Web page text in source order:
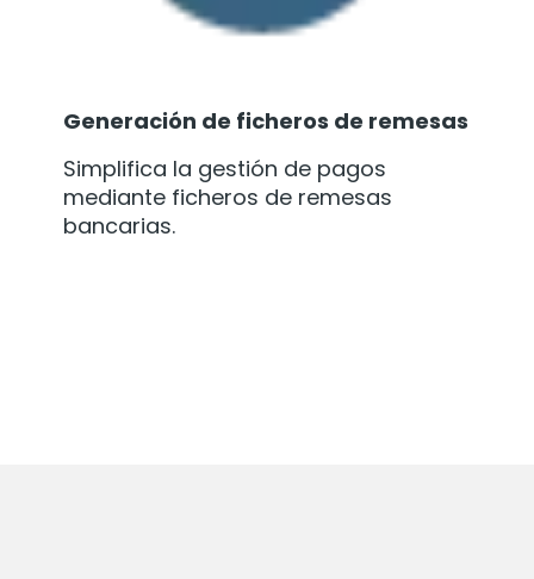
Generación de ficheros de remesas
Simplifica la gestión de pagos
mediante ficheros de remesas
bancarias.